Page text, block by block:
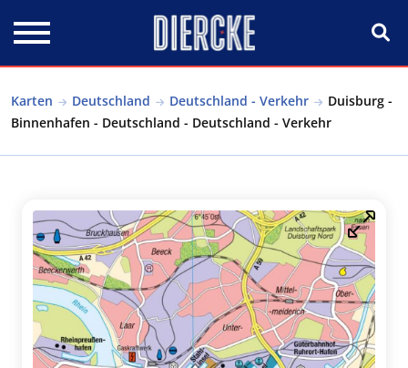
Karten Deutschland Deutschland - Verkehr
Duisburg -
Binnenhafen - Deutschland - Deutschland - Verkehr